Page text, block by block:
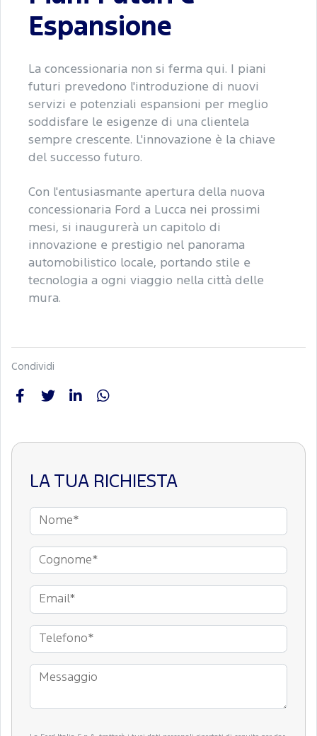
Espansione
La concessionaria non si ferma qui. I piani
futuri prevedono l'introduzione di nuovi
servizi e potenziali espansioni per meglio
soddisfare le esigenze di una clientela
sempre crescente. L'innovazione è la chiave
del successo futuro.
Con l'entusiasmante apertura della nuova
concessionaria Ford a Lucca nei prossimi
mesi, si inaugurerà un capitolo di
innovazione e prestigio nel panorama
automobilistico locale, portando stile e
tecnologia a ogni viaggio nella città delle
mura.
Condividi
LA TUA RICHIESTA